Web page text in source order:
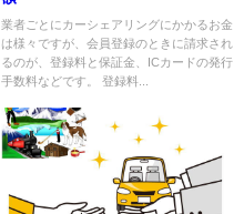
業者ごとにカーシェアリングにかかるお金
は様々ですが、会員登録のときに請求され
るのが、登録料と保証金、ICカードの発行
手数料などです。 登録料...